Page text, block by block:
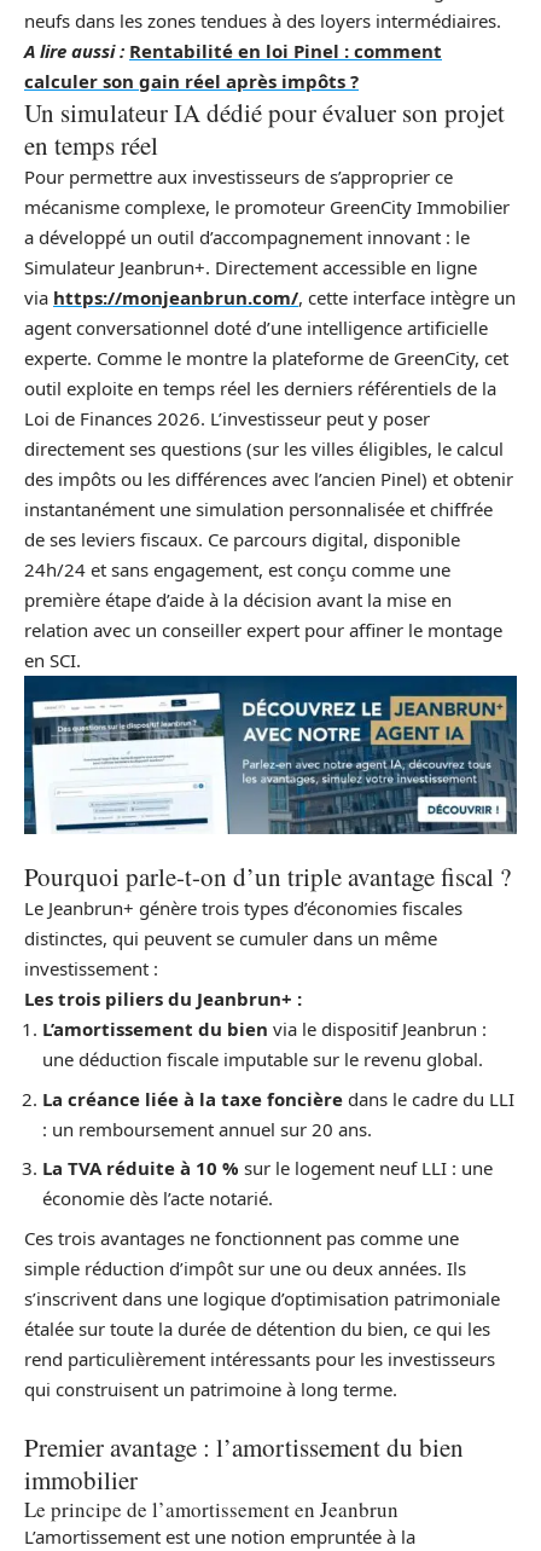
neufs dans les zones tendues à des loyers intermédiaires.
A lire aussi : Rentabilité en loi Pinel : comment
calculer son gain réel après impôts ?
Un simulateur IA dédié pour évaluer son projet
en temps réel
Pour permettre aux investisseurs de s’approprier ce
mécanisme complexe, le promoteur GreenCity Immobilier
a développé un outil d’accompagnement innovant : le
Simulateur Jeanbrun+. Directement accessible en ligne
via https://monjeanbrun.com/, cette interface intègre un
agent conversationnel doté d’une intelligence artificielle
experte. Comme le montre la plateforme de GreenCity, cet
outil exploite en temps réel les derniers référentiels de la
Loi de Finances 2026. L’investisseur peut y poser
directement ses questions (sur les villes éligibles, le calcul
des impôts ou les différences avec l’ancien Pinel) et obtenir
instantanément une simulation personnalisée et chiffrée
de ses leviers fiscaux. Ce parcours digital, disponible
24h/24 et sans engagement, est conçu comme une
première étape d’aide à la décision avant la mise en
relation avec un conseiller expert pour affiner le montage
en SCI.
Pourquoi parle-t-on d’un triple avantage fiscal ?
Le Jeanbrun+ génère trois types d’économies fiscales
distinctes, qui peuvent se cumuler dans un même
investissement :
Les trois piliers du Jeanbrun+ :
L’amortissement du bien via le dispositif Jeanbrun :
une déduction fiscale imputable sur le revenu global.
La créance liée à la taxe foncière dans le cadre du LLI
: un remboursement annuel sur 20 ans.
La TVA réduite à 10 % sur le logement neuf LLI : une
économie dès l’acte notarié.
Ces trois avantages ne fonctionnent pas comme une
simple réduction d’impôt sur une ou deux années. Ils
s’inscrivent dans une logique d’optimisation patrimoniale
étalée sur toute la durée de détention du bien, ce qui les
rend particulièrement intéressants pour les investisseurs
qui construisent un patrimoine à long terme.
Premier avantage : l’amortissement du bien
immobilier
Le principe de l’amortissement en Jeanbrun
L’amortissement est une notion empruntée à la